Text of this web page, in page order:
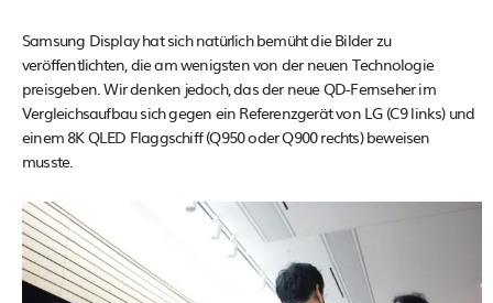
Samsung Display hat sich natürlich bemüht die Bilder zu
veröffentlichten, die am wenigsten von der neuen Technologie
preisgeben. Wir denken jedoch, das der neue QD-Fernseher im
Vergleichsaufbau sich gegen ein Referenzgerät von LG (C9 links) und
einem 8K QLED Flaggschiff (Q950 oder Q900 rechts) beweisen
musste.